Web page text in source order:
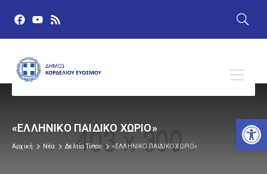
«ΕΛΛΗΝΙΚΟ ΠΑΙΔΙΚΟ ΧΩΡΙΟ»
Αρχική Νέα Δελτία Τύπου «ΕΛΛΗΝΙΚΟ ΠΑΙΔΙΚΟ ΧΩΡΙΟ»